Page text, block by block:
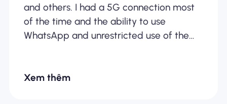
and others. I had a 5G connection most
of the time and the ability to use
WhatsApp and unrestricted use of the
connection (movies etc) but I did use
Xem thêm